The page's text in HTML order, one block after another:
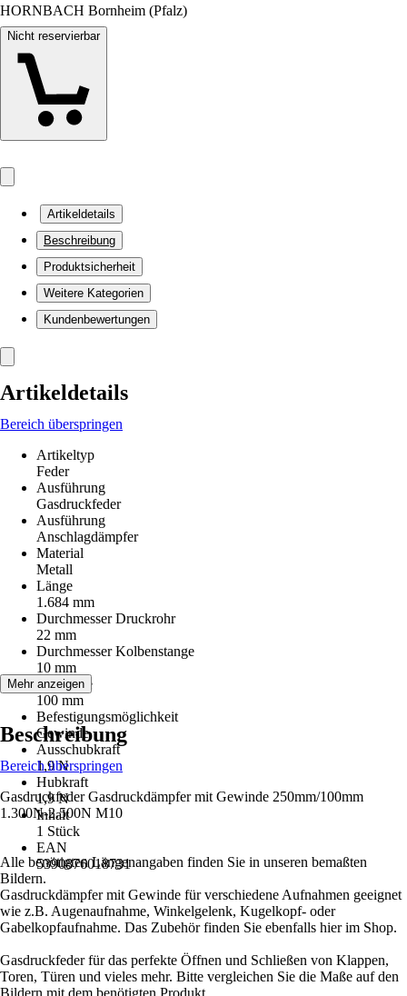
HORNBACH Bornheim (Pfalz)
Nicht reservierbar
Artikeldetails
Beschreibung
Produktsicherheit
Weitere Kategorien
Kundenbewertungen
Artikeldetails
Bereich überspringen
Artikeltyp
Feder
Ausführung
Gasdruckfeder
Ausführung
Anschlagdämpfer
Material
Metall
Länge
1.684 mm
Durchmesser Druckrohr
22 mm
Durchmesser Kolbenstange
10 mm
Hublänge
100 mm
Befestigungsmöglichkeit
Gewinde
Ausschubkraft
1,9 N
Hubkraft
1,9 N
Inhalt
1 Stück
EAN
5390876018731
Mehr anzeigen
Beschreibung
Bereich überspringen
Gasdruckfeder Gasdruckdämpfer mit Gewinde 250mm/100mm
1.300N-2.500N M10
Alle benötigten Längenangaben finden Sie in unseren bemaßten
Bildern.
Gasdruckdämpfer mit Gewinde für verschiedene Aufnahmen geeignet
wie z.B. Augenaufnahme, Winkelgelenk, Kugelkopf- oder
Gabelkopfaufnahme. Das Zubehör finden Sie ebenfalls hier im Shop.
Gasdruckfeder für das perfekte Öffnen und Schließen von Klappen,
Toren, Türen und vieles mehr. Bitte vergleichen Sie die Maße auf den
Bildern mit dem benötigten Produkt.